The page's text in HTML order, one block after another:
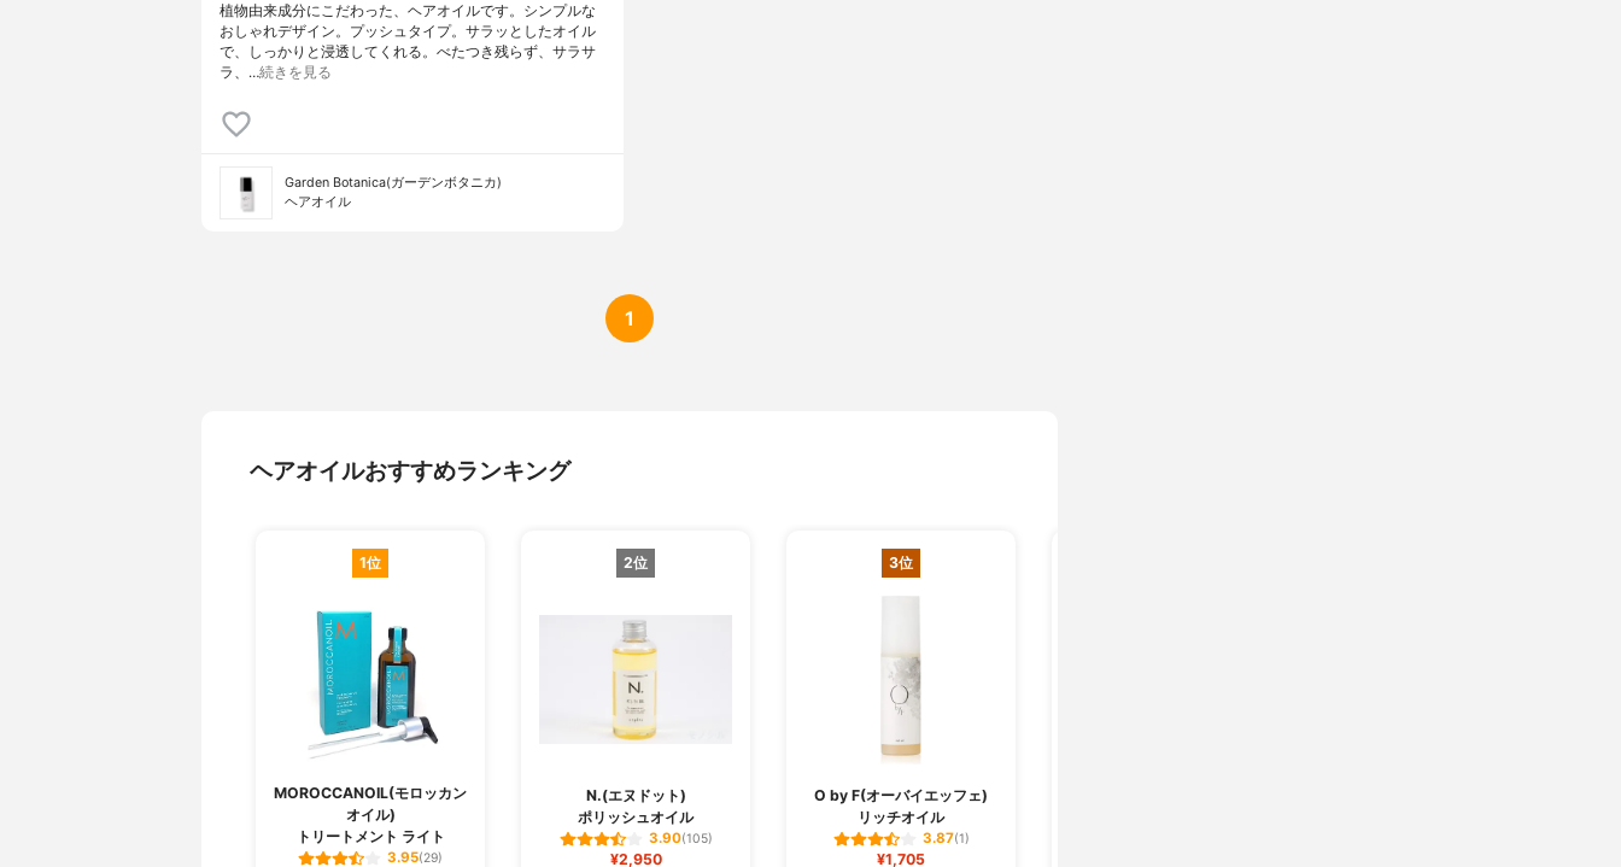
植物由来成分にこだわった、ヘアオイルです。シンプルな
おしゃれデザイン。プッシュタイプ。サラッとしたオイル
で、しっかりと浸透してくれる。べたつき残らず、サラサ
ラ、…続きを見る
Garden Botanica(ガーデンボタニカ)
ヘアオイル
1
ヘアオイルおすすめランキング
1位
MOROCCANOIL(モロッカン
オイル)
トリートメント ライト
3.95(29)
2位
N.(エヌドット)
ポリッシュオイル
3.90(105)
¥2,950
3位
O by F(オーバイエッフェ)
リッチオイル
3.87(1)
¥1,705